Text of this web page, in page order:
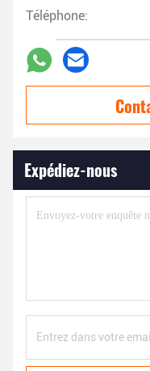
Téléphone:
Expédiez-nous